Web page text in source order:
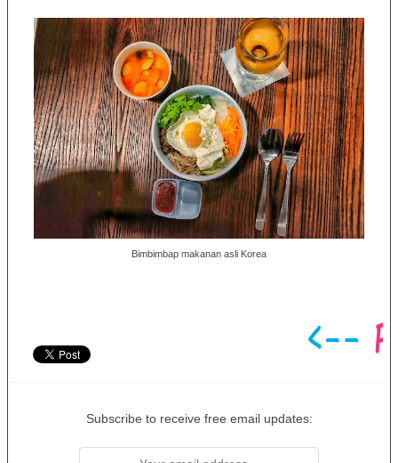
Bimbimbap makanan asli Korea
Subscribe to receive free email updates: